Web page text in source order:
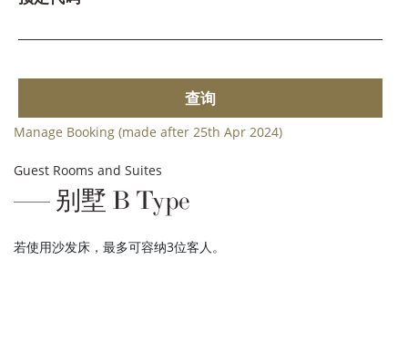
查询
Manage Booking (made after 25th Apr 2024)
Guest Rooms and Suites
别墅 B Type
若使用沙发床，最多可容纳3位客人。